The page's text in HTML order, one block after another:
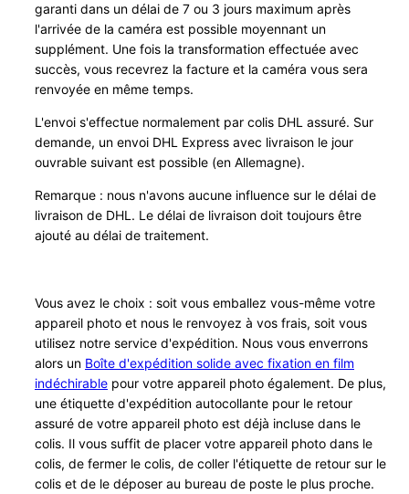
garanti dans un délai de 7 ou 3 jours maximum après
l'arrivée de la caméra est possible moyennant un
supplément. Une fois la transformation effectuée avec
succès, vous recevrez la facture et la caméra vous sera
renvoyée en même temps.
L'envoi s'effectue normalement par colis DHL assuré. Sur
demande, un envoi DHL Express avec livraison le jour
ouvrable suivant est possible (en Allemagne).
Remarque : nous n'avons aucune influence sur le délai de
livraison de DHL. Le délai de livraison doit toujours être
ajouté au délai de traitement.
Vous avez le choix : soit vous emballez vous-même votre
appareil photo et nous le renvoyez à vos frais, soit vous
utilisez notre service d'expédition. Nous vous enverrons
alors un Boîte d'expédition solide avec fixation en film
indéchirable pour votre appareil photo également. De plus,
une étiquette d'expédition autocollante pour le retour
assuré de votre appareil photo est déjà incluse dans le
colis. Il vous suffit de placer votre appareil photo dans le
colis, de fermer le colis, de coller l'étiquette de retour sur le
colis et de le déposer au bureau de poste le plus proche.